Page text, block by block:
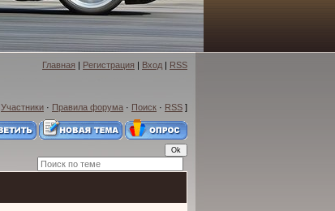
Главная | Регистрация | Вход | RSS
Участники · Правила форума · Поиск · RSS ]